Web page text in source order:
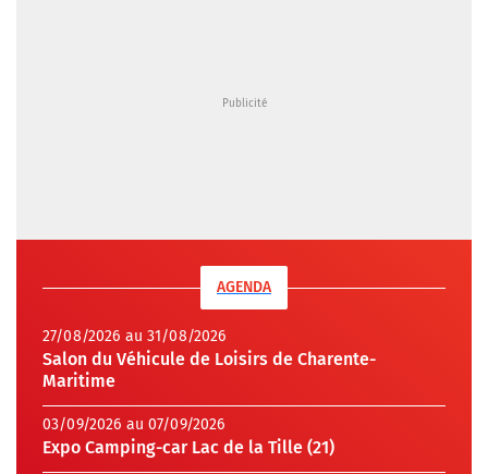
AGENDA
27/08/2026 au 31/08/2026
Salon du Véhicule de Loisirs de Charente-
Maritime
03/09/2026 au 07/09/2026
Expo Camping-car Lac de la Tille (21)